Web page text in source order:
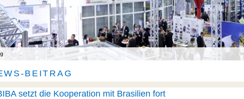
BEITRAG
setzt die Kooperation mit Brasilien fort